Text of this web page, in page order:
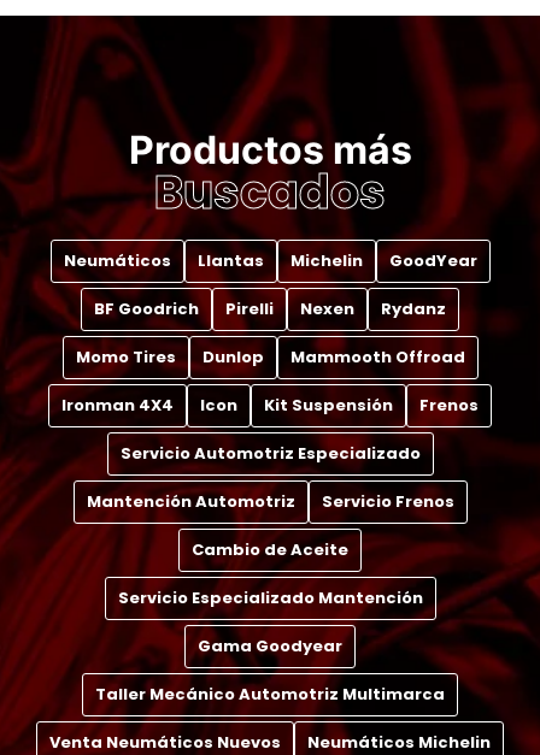
Productos más
Buscados
Neumáticos Llantas Michelin GoodYear
BF Goodrich Pirelli Nexen Rydanz
Momo Tires Dunlop Mammooth Offroad
Ironman 4X4 Icon Kit Suspensión Frenos
Servicio Automotriz Especializado
Mantención Automotriz Servicio Frenos
Cambio de Aceite
Servicio Especializado Mantención
Gama Goodyear
Taller Mecánico Automotriz Multimarca
Venta Neumáticos Nuevos Neumáticos Michelin